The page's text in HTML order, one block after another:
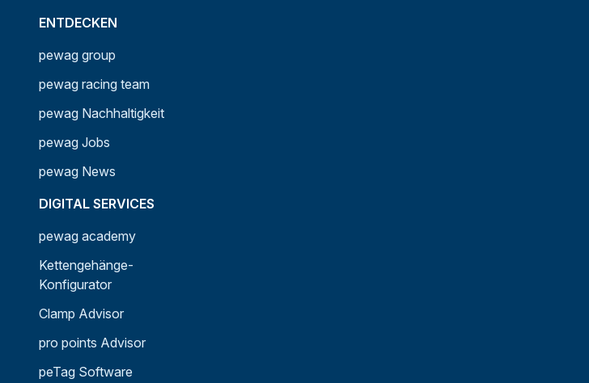
ENTDECKEN
pewag group
pewag racing team
pewag Nachhaltigkeit
pewag Jobs
pewag News
DIGITAL SERVICES
pewag academy
Kettengehänge-
Konfigurator
Clamp Advisor
pro points Advisor
peTag Software